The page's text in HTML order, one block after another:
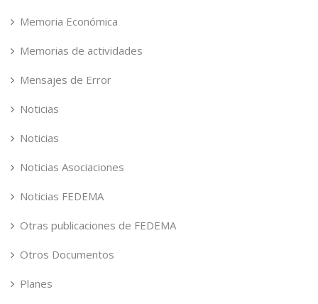
Memoria Económica
Memorias de actividades
Mensajes de Error
Noticias
Noticias
Noticias Asociaciones
Noticias FEDEMA
Otras publicaciones de FEDEMA
Otros Documentos
Planes